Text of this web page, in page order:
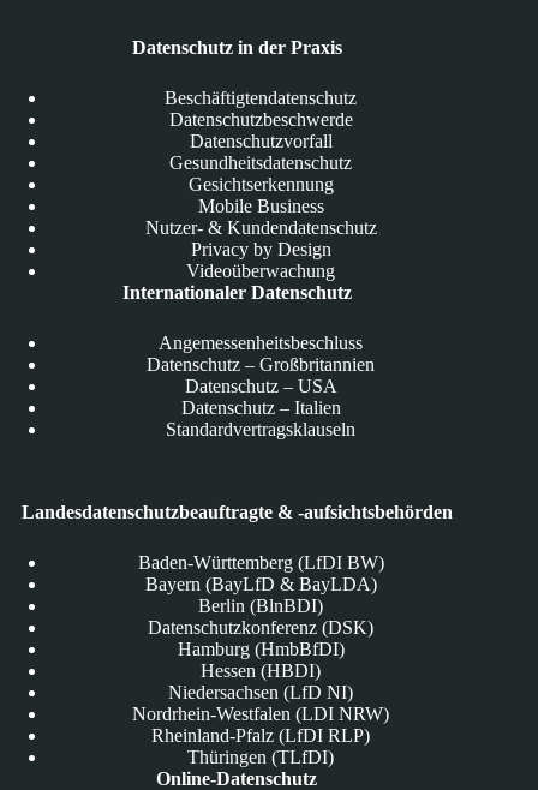
Datenschutz in der Praxis
Beschäftigtendatenschutz
Datenschutzbeschwerde
Datenschutzvorfall
Gesundheitsdatenschutz
Gesichtserkennung
Mobile Business
Nutzer- & Kundendatenschutz
Privacy by Design
Videoüberwachung
Internationaler Datenschutz
Angemessenheitsbeschluss
Datenschutz – Großbritannien
Datenschutz – USA
Datenschutz – Italien
Standardvertragsklauseln
Landesdatenschutzbeauftragte & -aufsichtsbehörden
Baden-Württemberg (LfDI BW)
Bayern (BayLfD & BayLDA)
Berlin (BlnBDI)
Datenschutzkonferenz (DSK)
Hamburg (HmbBfDI)
Hessen (HBDI)
Niedersachsen (LfD NI)
Nordrhein-Westfalen (LDI NRW)
Rheinland-Pfalz (LfDI RLP)
Thüringen (TLfDI)
Online-Datenschutz